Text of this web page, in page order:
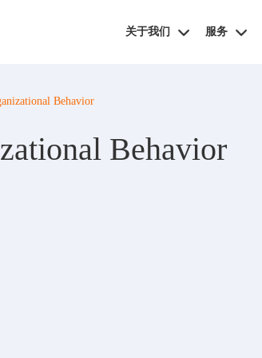
关于我们 服务
Behavior
Behavior